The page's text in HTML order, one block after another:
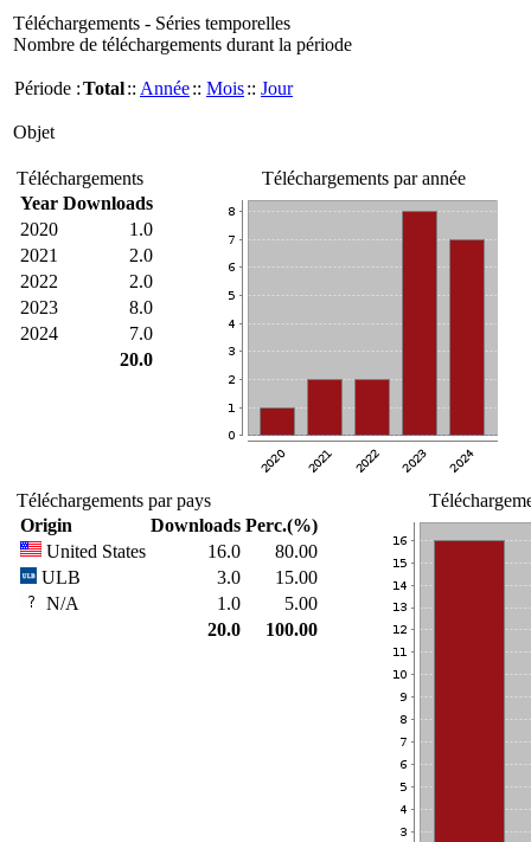
Téléchargements - Séries temporelles
Nombre de téléchargements durant la période
Période :Total:: Année:: Mois:: Jour
Objet
Téléchargements
Year Downloads
2020
1.0
2021
2.0
2022
2.0
2023
8.0
2024
7.0
20.0
Téléchargements par année
Téléchargements par pays
Origin
Downloads Perc.(%)
United States
16.0
80.00
ULB
3.0
15.00
N/A
1.0
5.00
20.0
100.00